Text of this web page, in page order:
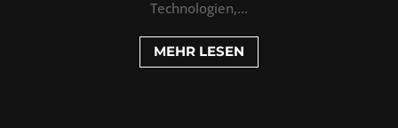
Technologien,...
MEHR LESEN